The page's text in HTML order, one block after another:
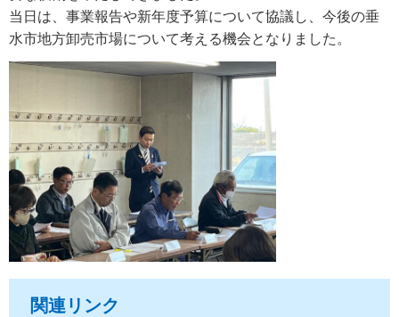
当日は、事業報告や新年度予算について協議し、今後の垂
水市地方卸売市場について考える機会となりました。
関連リンク